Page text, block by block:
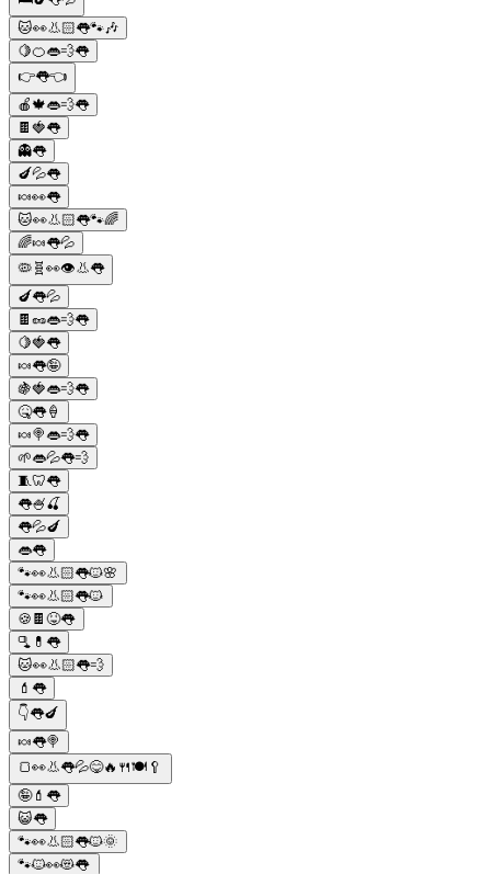
🐱👀👃🏻👅🐾🎶
🍋🍊👄💨👅
👉👅👈
🍎🍁👄💨👅
🍫🍓👅
👻👅
🍆💦👅
🍬👀👅
🐱👀👃🏻👅🐾🌈
🌈🍬👅💦
🦠🧬👀👁👃👅
🍆👅💦
🍫🥜👄💨👅
🍋🍓👅
🍬👅🤪
🍇🍓👄💨👅
🤒👅🍦
🍬🍭👄💨👅
🌱👄💦👅💨
🧵🦷👅
👅🍧🍒
👅💦🍆
👄👅
🐾👀👃🏻👅🐱🌸
🐾👀👃🏻👅🐱
🍪🍫😝👅
🫗💊👅
🐱👀👃🏻👅💨
💄👅
👇👅🍆
🍬👅🍭
🍞👀👃👅💦😋🔥🍴🍽️🥄
🤪💄👅
😺👅
🐾👀👃🏻👅🐱🌞
🐾🐱👀😻👅